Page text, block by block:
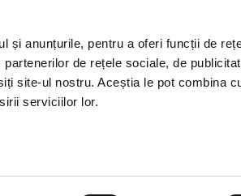
și anunțurile, pentru a oferi funcții de
de rețele sociale, de
site-ul nostru. Aceștia le pot combina
serviciilor lor.